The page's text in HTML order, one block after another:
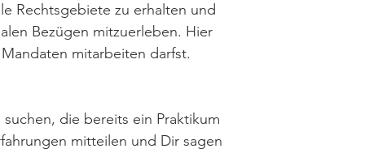
Rechtsgebiete zu erhalten und
Bezügen mitzuerleben. Hier
mitarbeiten darfst.
die bereits ein Praktikum
mitteilen und Dir sagen